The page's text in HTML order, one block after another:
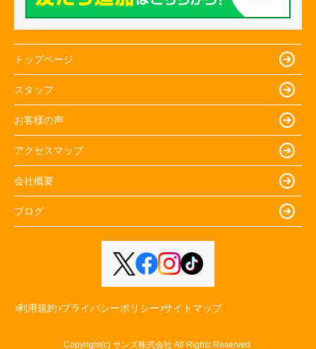
トップページ
スタッフ
お客様の声
アクセスマップ
会社概要
ブログ
利用規約 プライバシーポリシー サイトマップ
Copyright(c) サンズ株式会社 All Rights Reserved.